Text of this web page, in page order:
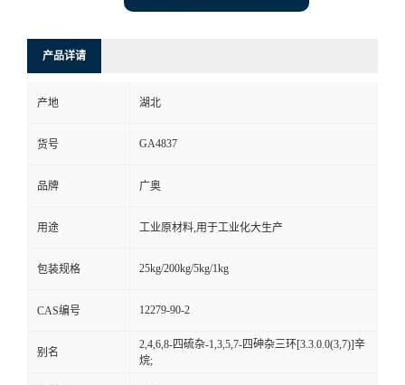
产品详请
产地 湖北
货号 GA4837
品牌 广奥
用途 工业原材料,用于工业化大生产
包装规格 25kg/200kg/5kg/1kg
CAS编号 12279-90-2
别名
2,4,6,8-四硫杂-1,3,5,7-四砷杂三环[3.3.0.0(3,7)]辛
烷;